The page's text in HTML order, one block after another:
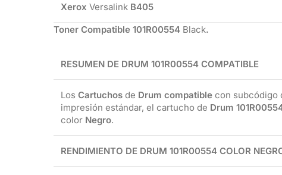
Xerox Versalink B405
Toner Compatible 101R00554 Black.
RESUMEN DE DRUM 101R00554 COMPATIBLE
Los Cartuchos de Drum compatible con subcódigo
impresión estándar, el cartucho de Drum
color Negro.
RENDIMIENTO DE DRUM 101R00554 COLOR